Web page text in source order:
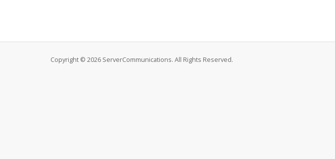
Copyright © 2026 ServerCommunications. All Rights Reserved.